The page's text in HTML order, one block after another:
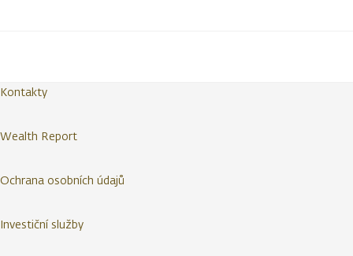
Kontakty
Wealth Report
Ochrana osobních údajů
Investiční služby